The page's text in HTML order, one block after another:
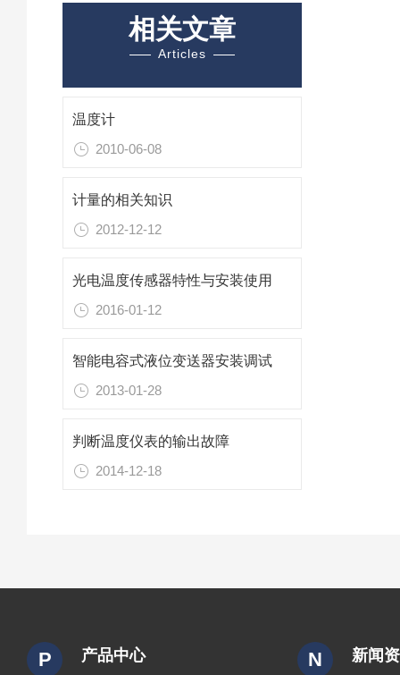
相关文章
Articles
温度计
2010-06-08
计量的相关知识
2012-12-12
光电温度传感器特性与安装使用
2016-01-12
智能电容式液位变送器安装调试
2013-01-28
判断温度仪表的输出故障
2014-12-18
P 产品中心 N 新闻